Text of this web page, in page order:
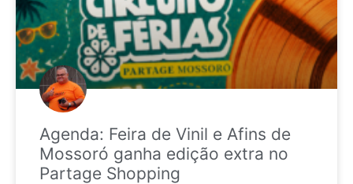
Agenda: Feira de Vinil e Afins de
Mossoró ganha edição extra no
Partage Shopping